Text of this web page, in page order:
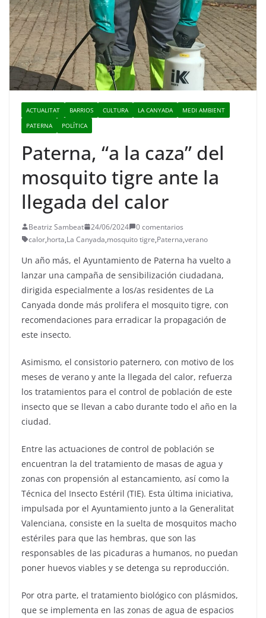
ACTUALITAT BARRIOS CULTURA LA CANYADA
MEDI AMBIENT
PATERNA
POLÍTICA
Paterna, “a la caza” del
mosquito tigre ante la
llegada del calor
Beatriz Sambeat 24/06/2024
0 comentarios
calor,horta,La Canyada,mosquito tigre,Paterna,verano
Un año más, el Ayuntamiento de Paterna ha vuelto a
lanzar una campaña de sensibilización ciudadana,
dirigida especialmente a los/as residentes de La
Canyada donde más prolifera el mosquito tigre, con
recomendaciones para erradicar la propagación de
este insecto.
Asimismo, el consistorio paternero, con motivo de los
meses de verano y ante la llegada del calor, refuerza
los tratamientos para el control de población de este
insecto que se llevan a cabo durante todo el año en la
ciudad.
Entre las actuaciones de control de población se
encuentran la del tratamiento de masas de agua y
zonas con propensión al estancamiento, así como la
Técnica del Insecto Estéril (TIE). Esta última iniciativa,
impulsada por el Ayuntamiento junto a la Generalitat
Valenciana, consiste en la suelta de mosquitos macho
estériles para que las hembras, que son las
responsables de las picaduras a humanos, no puedan
poner huevos viables y se detenga su reproducción.
Por otra parte, el tratamiento biológico con plásmidos,
que se implementa en las zonas de agua de espacios